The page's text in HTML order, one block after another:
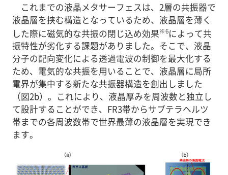
これまでの液晶メタサーフェスは、2層の共振器で
液晶層を挟む構造となっているため、液晶層を薄く
した際に磁気的な共振の閉じ込め効果※6によって共
振特性が劣化する課題がありました。そこで、液晶
分子の配向変化による透過電波の制御を最大化する
ため、電気的な共振を用いることで、液晶層に局所
電界が集中する新たな共振器構造を創出しました
（図2b）。これにより、液晶厚みを周波数と独立し
て設計することができ、FR3帯からサブテラヘルツ
帯までの各周波数帯で世界最薄の液晶層を実現でき
ます。